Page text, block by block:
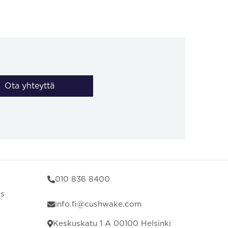
Ota yhteyttä
010 836 8400
info.fi@cushwake.com
Keskuskatu 1 A 00100 Helsinki